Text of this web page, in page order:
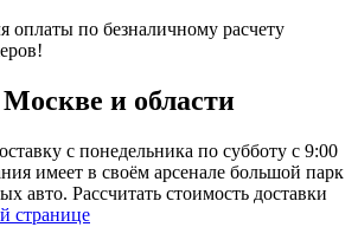
по безналичному расчету
и области
с понедельника по субботу с 9:00
имеет в своём арсенале большой парк
авто. Рассчитать стоимость доставки
странице